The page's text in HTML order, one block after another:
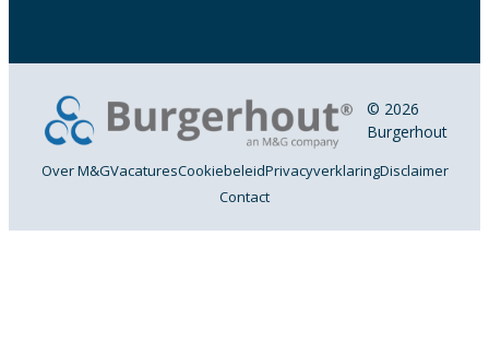
© 2026
Burgerhout
Over M&GVacaturesCookiebeleidPrivacyverklaringDisclaimer
Contact